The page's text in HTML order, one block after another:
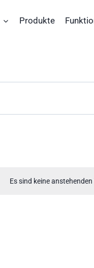
Produkte
Es sind keine